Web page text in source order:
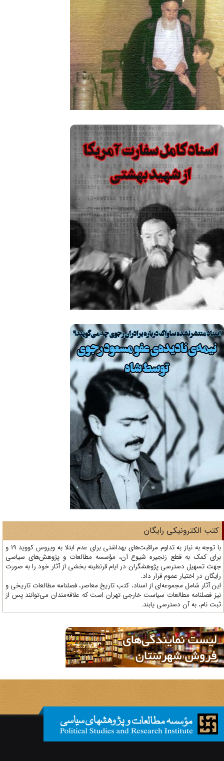
الکترونیکی رایگان
با توجه به نیاز به تداوم مراقبت‌های بهداشتی برای عدم ابتلا به ویروس کووید 19 و
کمک به قطع زنجیره شیوع آن، مؤسسه مطالعات و پژوهش‌های سیاسی
تسهیل دسترسی پژوهشگران در ایام قرنطینه بخشی از آثار خود را به صورت
در اختیار عموم قرار داد.
آثار شامل مجموعه‌ای از اسناد، کتب تاریخ معاصر، فصلنامه‌ مطالعات تاریخی و
فصلنامه مطالعات سیاست خارجی تهران است که علاقه‌مندان می‌توانند پس از
نام، به آن دسترسی یابند.